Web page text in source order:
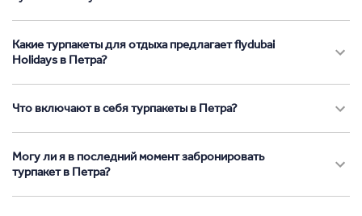
Какие турпакеты для отдыха предлагает flydubai
Holidays в Петра?
Что включают в себя турпакеты в Петра?
Могу ли я в последний момент забронировать
турпакет в Петра?